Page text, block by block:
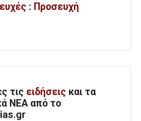
: Προσευχή
τις ειδήσεις και τα
ΝΕΑ από το